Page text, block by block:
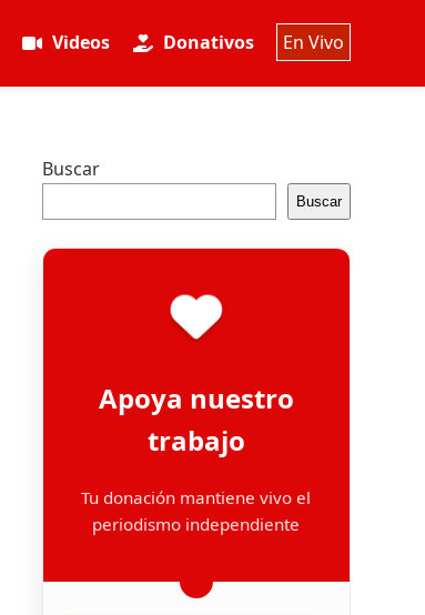
Videos Donativos En Vivo
Buscar
Buscar
Apoya nuestro
trabajo
Tu donación mantiene vivo el
periodismo independiente